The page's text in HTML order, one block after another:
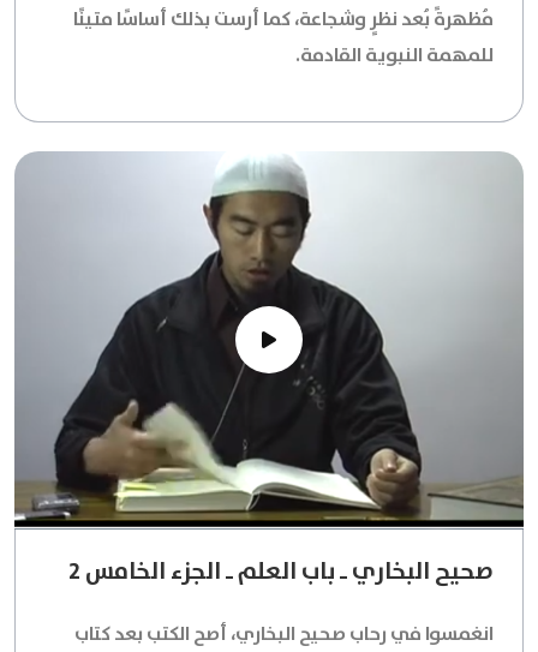
مُظهرةً بُعد نظرٍ وشجاعة، كما أرست بذلك أساسًا متينًا
للمهمة النبوية القادمة.
صحيح البخاري ـ باب العلم ـ الجزء الخامس 2
انغمسوا في رحاب صحيح البخاري، أصح الكتب بعد كتاب